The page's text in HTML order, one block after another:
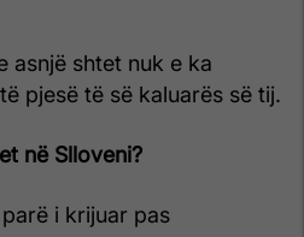
asnjë shtet nuk e ka
pjesë të së kaluarës së tij.
në Slloveni?
i krijuar pas